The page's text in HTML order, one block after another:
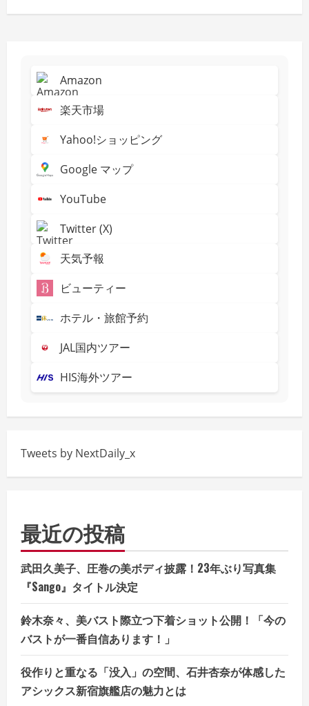
Amazon
楽天市場
Yahoo!ショッピング
Google マップ
YouTube
Twitter (X)
天気予報
ビューティー
ホテル・旅館予約
JAL国内ツアー
HIS海外ツアー
Tweets by NextDaily_x
最近の投稿
武田久美子、圧巻の美ボディ披露！23年ぶり写真集
『Sango』タイトル決定
鈴木奈々、美バスト際立つ下着ショット公開！「今の
バストが一番自信あります！」
役作りと重なる「没入」の空間、石井杏奈が体感した
アシックス新宿旗艦店の魅力とは